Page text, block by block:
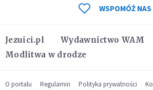
Jezuici.pl Wydawnictwo WAM
Modlitwa w drodze
WSPOMÓŻ NAS
O portalu Regulamin Polityka prywatności